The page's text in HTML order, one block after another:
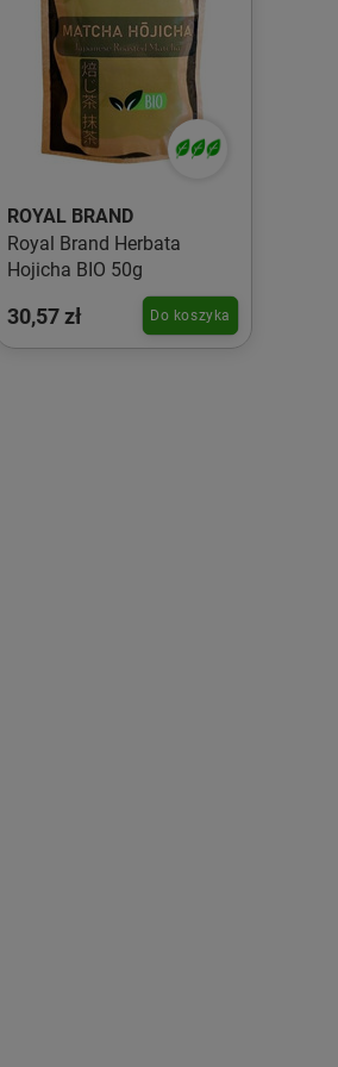
ROYAL BRAND
Royal Brand Herbata
Hojicha BIO 50g
30,57 zł Do koszyka